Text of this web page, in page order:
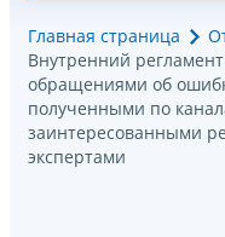
Главная страница
Внутренний
обращениями об
полученными по
заинтересованными
экспертами